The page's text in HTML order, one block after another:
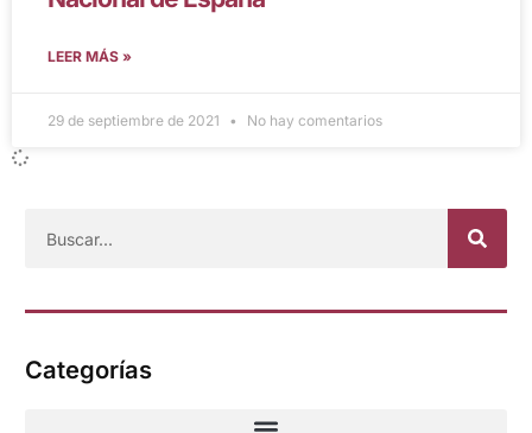
LEER MÁS »
29 de septiembre de 2021 No hay comentarios
Categorías